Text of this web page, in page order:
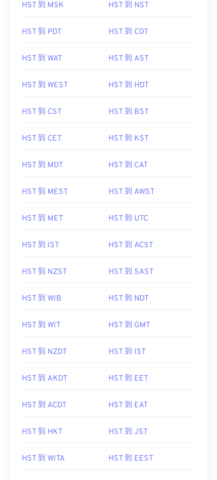
HST 到 MSK HST 到 NST
HST 到 PDT HST 到 CDT
HST 到 WAT HST 到 AST
HST 到 WEST HST 到 HDT
HST 到 CST HST 到 BST
HST 到 CET HST 到 KST
HST 到 MDT HST 到 CAT
HST 到 MEST HST 到 AWST
HST 到 MET HST 到 UTC
HST 到 IST HST 到 ACST
HST 到 NZST HST 到 SAST
HST 到 WIB HST 到 NDT
HST 到 WIT HST 到 GMT
HST 到 NZDT HST 到 IST
HST 到 AKDT HST 到 EET
HST 到 ACDT HST 到 EAT
HST 到 HKT HST 到 JST
HST 到 WITA HST 到 EEST